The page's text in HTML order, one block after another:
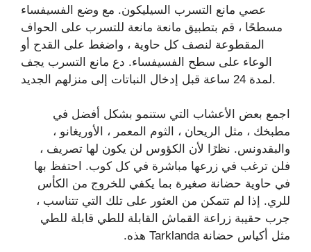
عصي مانع التسرب السيليكون. مع وضع الفسيفساء
مسطحًا ، قم بتطبيق مانعة مانعة للتسرب على الحواف
المقطوعة لنصف كل حاوية ، واضغط على القدح أو
الوعاء على سطح الفسيفساء. دع مانع التسرب يجف
لمدة 24 ساعة قبل إدخال النباتات إلى منزلهم الجديد.
اجمع بعض الأعشاب التي ستنمو بشكل أفضل في
مطبخك ، مثل الريحان ، الثوم المعمر ، الأوريغانو ،
والبقدونس. نظرًا لأن الكؤوس لن يكون لها تصريف ،
فلن ترغب في زرعها مباشرة في كل كوب. احتفظ بها
في حاوية حضانة صغيرة بما يكفي للخروج من الكأس
للري. إذا لم تتمكن من العثور على تلك التي تتناسب ،
جرب حقيبة زراعة القماش القابلة للطي قابلة للطي
مثل أكياس حضانة Tarklanda هذه.